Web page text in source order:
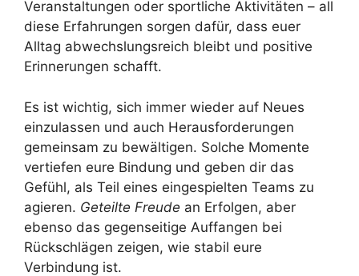
Veranstaltungen oder sportliche Aktivitäten – all
diese Erfahrungen sorgen dafür, dass euer
Alltag abwechslungsreich bleibt und positive
Erinnerungen schafft.
Es ist wichtig, sich immer wieder auf Neues
einzulassen und auch Herausforderungen
gemeinsam zu bewältigen. Solche Momente
vertiefen eure Bindung und geben dir das
Gefühl, als Teil eines eingespielten Teams zu
agieren. Geteilte Freude an Erfolgen, aber
ebenso das gegenseitige Auffangen bei
Rückschlägen zeigen, wie stabil eure
Verbindung ist.